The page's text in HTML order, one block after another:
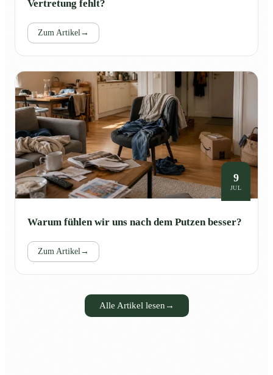
Vertretung fehlt?
Zum Artikel→
9
JUL
Warum fühlen wir uns nach dem Putzen besser?
Zum Artikel→
Alle Artikel lesen →